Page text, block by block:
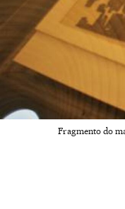
Fragmento do